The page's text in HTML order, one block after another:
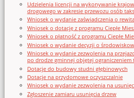
Udzielenia licencji na wykonywanie
drogowego w zakresie przewozu osób
Wniosek o wydanie zaświadczenia o
Wniosek o dotację z programu Ciepłe
Wniosek o płatność z programu Ciepłe
Wniosek o wydanie decyzji o
Wniosek o wydanie zezwolenia na
po drodze gminnej objętej ograniczeniem
Dotacje do budowy studni głębinowych
Dotacje na przydomowe oczyszczalnie
Wniosek o wydanie zezwolenia na
Zgłoszenie zamiaru usunięcia drzew